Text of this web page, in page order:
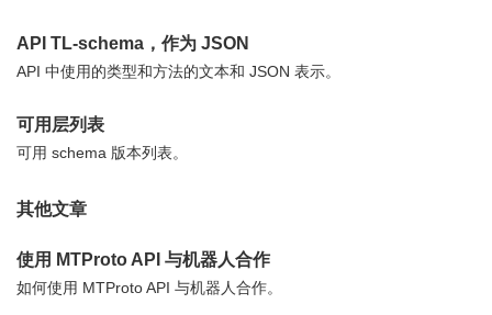
API TL-schema，作为 JSON
API 中使用的类型和方法的文本和 JSON 表示。
可用层列表
可用 schema 版本列表。
其他文章
使用 MTProto API 与机器人合作
如何使用 MTProto API 与机器人合作。